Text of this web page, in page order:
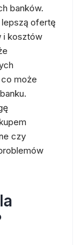
banków.
ofertę
i kosztów
może
czy